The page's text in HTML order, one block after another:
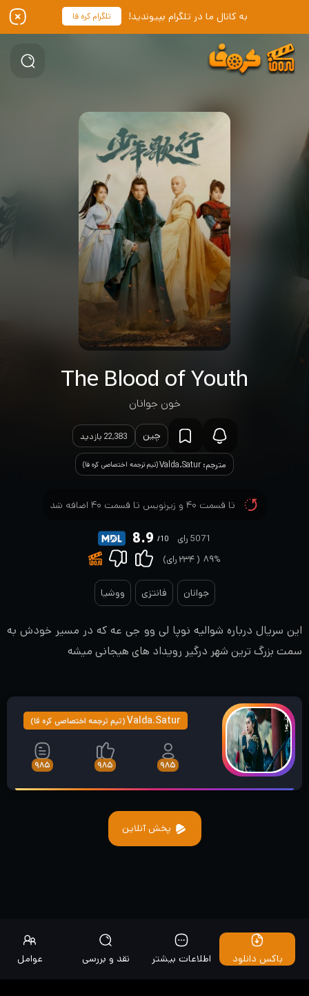
به کانال ما در تلگرام بپیوندید! تلگرام کره فا
The Blood of Youth
خون جوانان
چین 22,383 بازدید
مترجم: Valda.Satur (تیم ترجمه اختصاصی کره فا)
تا قسمت ۴۰ و زیرنویس تا قسمت ۴۰ اضافه شد
8.9 /10
5071 رای
۸۹% ( ۲۳۴ رای)
جوانان فانتزی ووشیا
این سریال درباره شوالیه نوپا لی وو جی عه که در مسیر خودش به
سمت بزرگ ترین شهر درگیر رویداد های هیجانی میشه
Valda.Satur(تیم ترجمه اختصاصی کره فا)
۹۸۵ ۹۸۵ ۹۸۵
پخش آنلاین
باکس دانلود اطلاعات بیشتر نقد و بررسی عوامل